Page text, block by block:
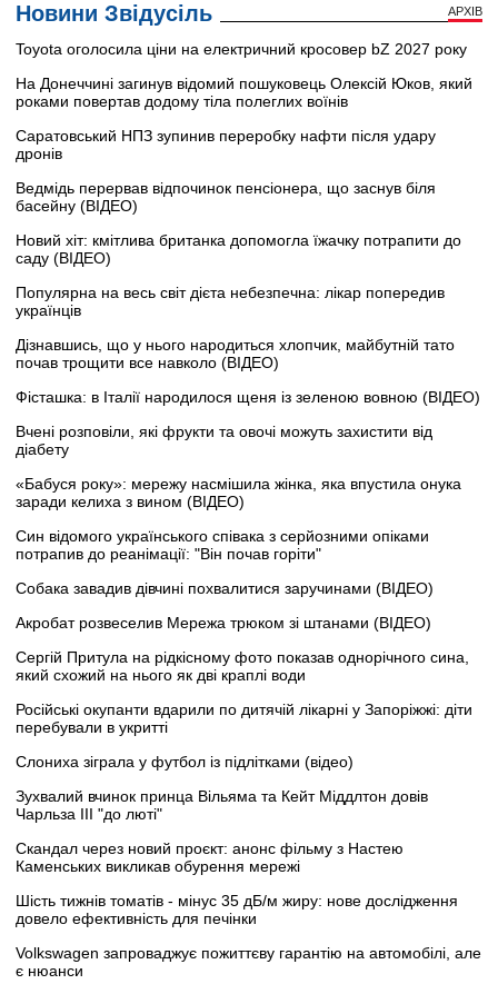
Новини Звідусіль АРХІВ
Toyota оголосила ціни на електричний кросовер bZ 2027 року
На Донеччині загинув відомий пошуковець Олексій Юков, який
роками повертав додому тіла полеглих воїнів
Саратовський НПЗ зупинив переробку нафти після удару
дронів
Ведмідь перервав відпочинок пенсіонера, що заснув біля
басейну (ВІДЕО)
Новий хіт: кмітлива британка допомогла їжачку потрапити до
саду (ВІДЕО)
Популярна на весь світ дієта небезпечна: лікар попередив
українців
Дізнавшись, що у нього народиться хлопчик, майбутній тато
почав трощити все навколо (ВІДЕО)
Фісташка: в Італії народилося щеня із зеленою вовною (ВІДЕО)
Вчені розповіли, які фрукти та овочі можуть захистити від
діабету
«Бабуся року»: мережу насмішила жінка, яка впустила онука
заради келиха з вином (ВІДЕО)
Син відомого українського співака з серйозними опіками
потрапив до реанімації: "Він почав горіти"
Собака завадив дівчині похвалитися заручинами (ВІДЕО)
Акробат розвеселив Мережа трюком зі штанами (ВІДЕО)
Сергій Притула на рідкісному фото показав однорічного сина,
який схожий на нього як дві краплі води
Російські окупанти вдарили по дитячій лікарні у Запоріжжі: діти
перебували в укритті
Слониха зіграла у футбол із підлітками (відео)
Зухвалий вчинок принца Вільяма та Кейт Міддлтон довів
Чарльза III "до люті"
Скандал через новий проєкт: анонс фільму з Настею
Каменських викликав обурення мережі
Шість тижнів томатів - мінус 35 дБ/м жиру: нове дослідження
довело ефективність для печінки
Volkswagen запроваджує пожиттєву гарантію на автомобілі, але
є нюанси